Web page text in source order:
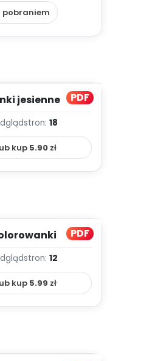
pobraniem
PDF
jesienne
stron: 18
kup 5.90zł
PDF
stron: 12
kup 5.99 zł